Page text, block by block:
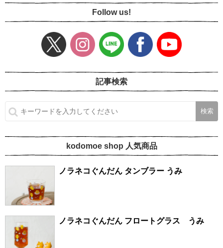
Follow us!
記事検索
kodomoe shop 人気商品
ノラネコぐんだん タンブラー うみ
ノラネコぐんだん フロートグラス うみ